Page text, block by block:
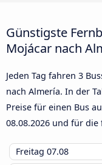
Günstigste
Mojácar nach
Jeden Tag fahren 3
nach Almería. In der
Preise für einen Bus
08.08.2026 und für die
Freitag 07.08